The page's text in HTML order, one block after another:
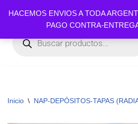
HACEMOS ENVIOS A TODA
PAGO CONTRA-
al
contenido
Inicio \ NAP-DEPÓSITOS-TAPAS